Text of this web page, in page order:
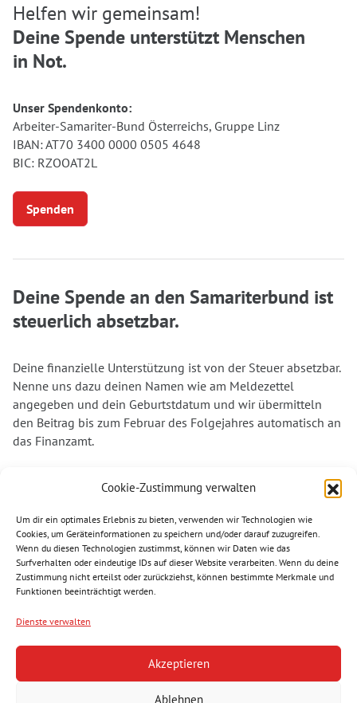
Cookie-Zustimmung verwalten
Um dir ein optimales Erlebnis zu bieten, verwenden wir Technologien wie
Cookies, um Geräteinformationen zu speichern und/oder darauf zuzugreifen.
Wenn du diesen Technologien zustimmst, können wir Daten wie das
Surfverhalten oder eindeutige IDs auf dieser Website verarbeiten. Wenn du deine
Zustimmung nicht erteilst oder zurückziehst, können bestimmte Merkmale und
Funktionen beeinträchtigt werden.
Dienste verwalten
Akzeptieren
Ablehnen
Helfen wir gemeinsam!
Deine Spende unterstützt Menschen
in Not.
Unser Spendenkonto:
Arbeiter-Samariter-Bund Österreichs, Gruppe Linz
IBAN: AT70 3400 0000 0505 4648
BIC: RZOOAT2L
Spenden
Deine Spende an den Samariterbund ist
steuerlich absetzbar.
Deine finanzielle Unterstützung ist von der Steuer absetzbar.
Nenne uns dazu deinen Namen wie am Meldezettel
angegeben und dein Geburtstdatum und wir übermitteln
den Beitrag bis zum Februar des Folgejahres automatisch an
das Finanzamt.
vielen Bereichen aktiv werden und denjenigen helfen, die
Dank für deine Spende. Helfen wir gemeinsam.
Reindlstraße 24, 4040 Linz